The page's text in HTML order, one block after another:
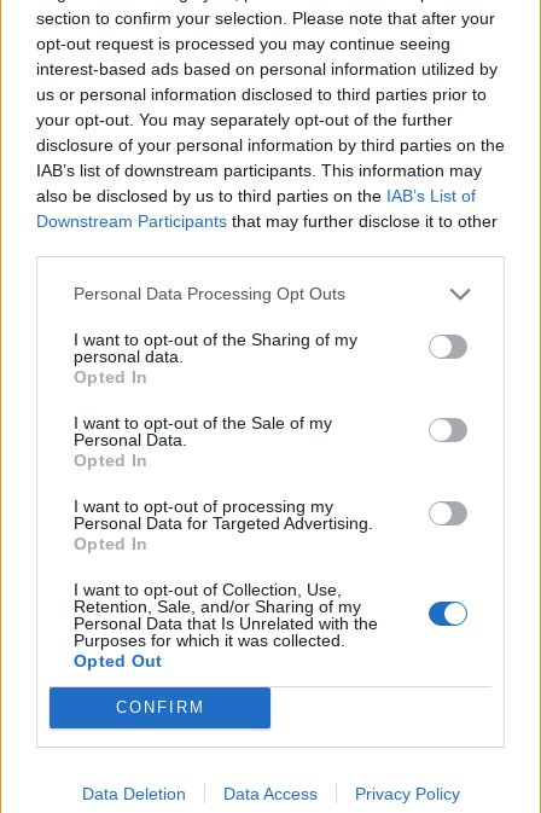
section to confirm your selection. Please note that after your
opt-out request is processed you may continue seeing
interest-based ads based on personal information utilized by
us or personal information disclosed to third parties prior to
your opt-out. You may separately opt-out of the further
disclosure of your personal information by third parties on the
IAB’s list of downstream participants. This information may
also be disclosed by us to third parties on the IAB’s List of
Downstream Participants that may further disclose it to other
Personal Data Processing Opt Outs
I want to opt-out of the Sharing of my
personal data.
Opted In
I want to opt-out of the Sale of my
Personal Data.
Opted In
I want to opt-out of processing my
Personal Data for Targeted Advertising.
Opted In
I want to opt-out of Collection, Use,
Retention, Sale, and/or Sharing of my
Personal Data that Is Unrelated with the
Purposes for which it was collected.
Opted Out
CONFIRM
Data Deletion Data Access Privacy Policy
2003 7.0
Tutenstein
2012
JoJo Bizarr Kalandja
SOROZAT
Giant Killing
SOROZAT
Trigun